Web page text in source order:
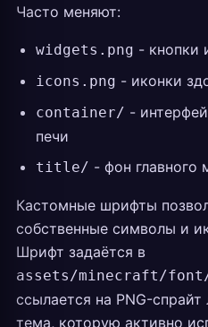
Часто меняют:
widgets.png - кнопки
icons.png - иконки
container/ -
печи
title/ - фон главного
Кастомные шрифты
собственные символы и
Шрифт задаётся в
assets/minecraft/
ссылается на PNG-
тема, которую активно